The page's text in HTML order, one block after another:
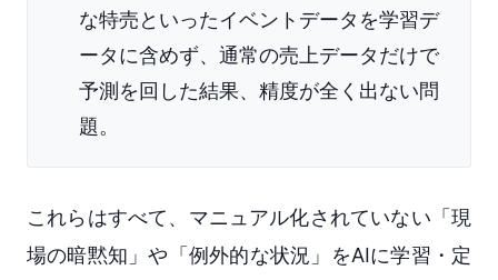
な特売といったイベントデータを学習デ
ータに含めず、通常の売上データだけで
予測を回した結果、精度が全く出ない問
題。
これらはすべて、マニュアル化されていない「現
場の暗黙知」や「例外的な状況」をAIに学習・定